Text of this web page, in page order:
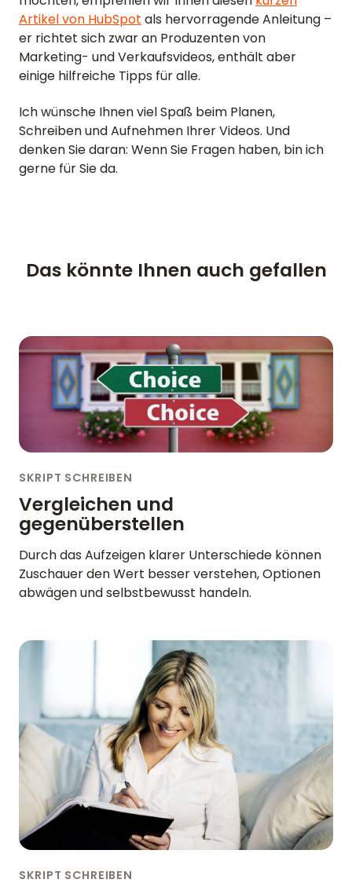
STARTSEITE
BEWERTUNGEN
FUNKTIONEN
VIDEO
KONTAKT AUFNEHMEN
ENGLISHGERMANFRENCHSPANISHDUTCH ITALIANPORTUGUESE
Artikel von HubSpot als hervorragende Anleitung –
er richtet sich zwar an Produzenten von
Marketing- und Verkaufsvideos, enthält aber
einige hilfreiche Tipps für alle.
Ich wünsche Ihnen viel Spaß beim Planen,
Schreiben und Aufnehmen Ihrer Videos. Und
denken Sie daran: Wenn Sie Fragen haben, bin ich
gerne für Sie da.
Das könnte Ihnen auch gefallen
SKRIPT SCHREIBEN
Vergleichen und
gegenüberstellen
Durch das Aufzeigen klarer Unterschiede können
Zuschauer den Wert besser verstehen, Optionen
abwägen und selbstbewusst handeln.
SKRIPT SCHREIBEN